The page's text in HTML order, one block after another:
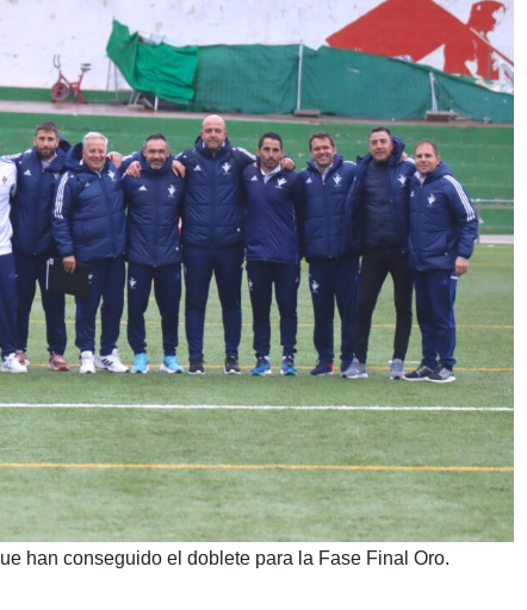
han conseguido el doblete para la Fase Final Oro.